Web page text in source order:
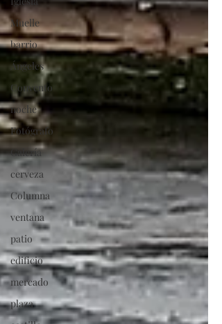
Muelle
barrio
Ángeles
Convento
noche
Fotógrafo
Galería
cerveza
Columna
ventana
patio
edificio
mercado
plaza